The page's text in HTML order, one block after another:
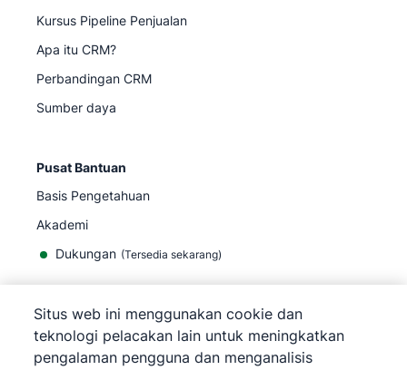
Kursus Pipeline Penjualan
Apa itu CRM?
Perbandingan CRM
Sumber daya
Pusat Bantuan
Basis Pengetahuan
Akademi
Dukungan (Tersedia sekarang)
©2026Pipedrive
Situs web ini menggunakan cookie dan
teknologi pelacakan lain untuk meningkatkan
pengalaman pengguna dan menganalisis